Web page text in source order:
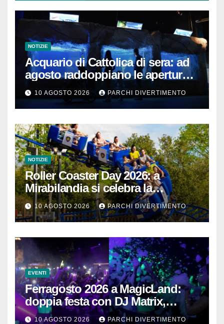
NOTIZIE
Acquario di Cattolica di sera: ad
agosto raddoppiano le aperture
serali
10 AGOSTO 2026 PARCHI DIVERTIMENTO
NOTIZIE
Roller Coaster Day 2026: a
Mirabilandia si celebra la
passione per le montagne russe
10 AGOSTO 2026 PARCHI DIVERTIMENTO
EVENTI
Ferragosto 2026 a MagicLand:
doppia festa con DJ Matrix,
Ulisse Marciano e Schiuma Party
10 AGOSTO 2026 PARCHI DIVERTIMENTO